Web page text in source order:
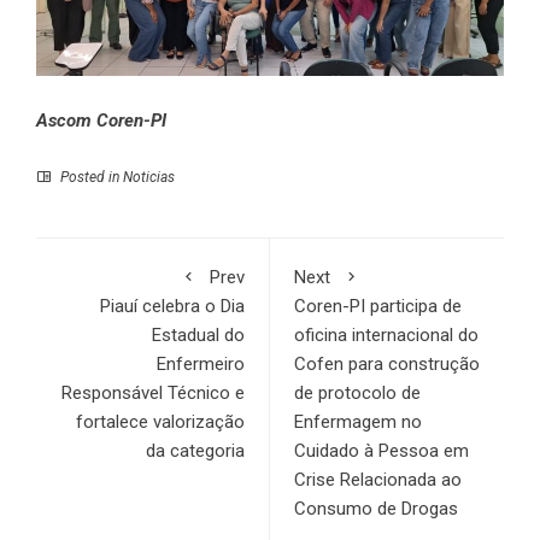
Ascom Coren-PI
Posted in Noticias
Prev
Piauí celebra o Dia
Estadual do
Enfermeiro
Responsável Técnico e
fortalece valorização
da categoria
Next
Coren-PI participa de
oficina internacional do
Cofen para construção
de protocolo de
Enfermagem no
Cuidado à Pessoa em
Crise Relacionada ao
Consumo de Drogas